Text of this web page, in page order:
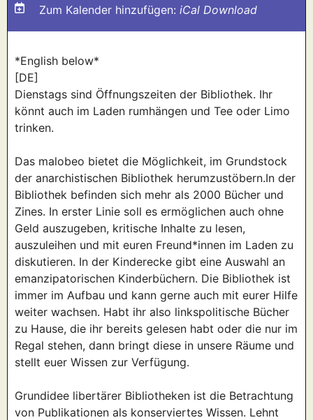
Zum Kalender hinzufügen: iCal Download
*English below*
[DE]
Dienstags sind Öffnungszeiten der Bibliothek. Ihr
könnt auch im Laden rumhängen und Tee oder Limo
trinken.
Das malobeo bietet die Möglichkeit, im Grundstock
der anarchistischen Bibliothek herumzustöbern.In der
Bibliothek befinden sich mehr als 2000 Bücher und
Zines. In erster Linie soll es ermöglichen auch ohne
Geld auszugeben, kritische Inhalte zu lesen,
auszuleihen und mit euren Freund*innen im Laden zu
diskutieren. In der Kinderecke gibt eine Auswahl an
emanzipatorischen Kinderbüchern. Die Bibliothek ist
immer im Aufbau und kann gerne auch mit eurer Hilfe
weiter wachsen. Habt ihr also linkspolitische Bücher
zu Hause, die ihr bereits gelesen habt oder die nur im
Regal stehen, dann bringt diese in unsere Räume und
stellt euer Wissen zur Verfügung.
Grundidee libertärer Bibliotheken ist die Betrachtung
von Publikationen als konserviertes Wissen. Lehnt